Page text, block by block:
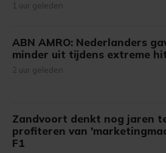
1 uur geleden
ABN AMRO: Nederlanders
minder uit tijdens extreme
2 uur geleden
Zandvoort denkt nog jaren
profiteren van
F1